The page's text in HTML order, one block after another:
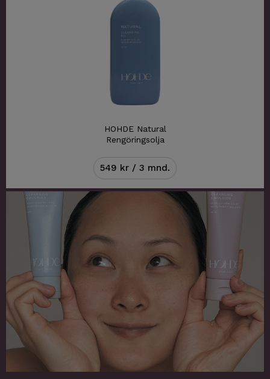
HOHDE Natural
Rengöringsolja
549 kr / 3 mnd.